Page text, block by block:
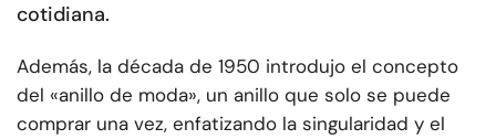
cotidiana.
Además, la década de 1950 introdujo el concepto
del «anillo de moda», un anillo que solo se puede
comprar una vez, enfatizando la singularidad y el